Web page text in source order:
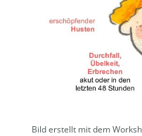
Bild erstellt mit dem